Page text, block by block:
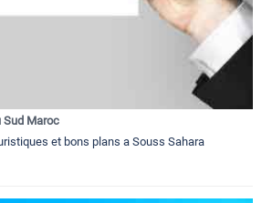
Sud Maroc
et bons plans a Souss Sahara